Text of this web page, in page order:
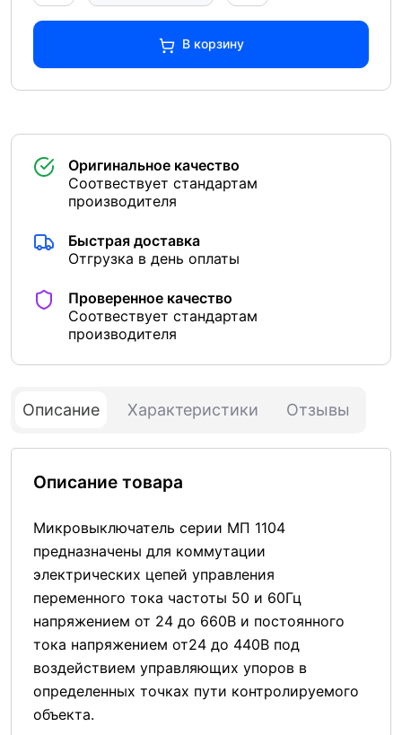
В корзину
Оригинальное качество
Соотвествует стандартам
производителя
Быстрая доставка
Отгрузка в день оплаты
Проверенное качество
Соотвествует стандартам
производителя
Описание Характеристики Отзывы
Описание товара
Микровыключатель серии МП 1104
предназначены для коммутации
электрических цепей управления
переменного тока частоты 50 и 60Гц
напряжением от 24 до 660В и постоянного
тока напряжением от24 до 440В под
воздействием управляющих упоров в
определенных точках пути контролируемого
объекта.